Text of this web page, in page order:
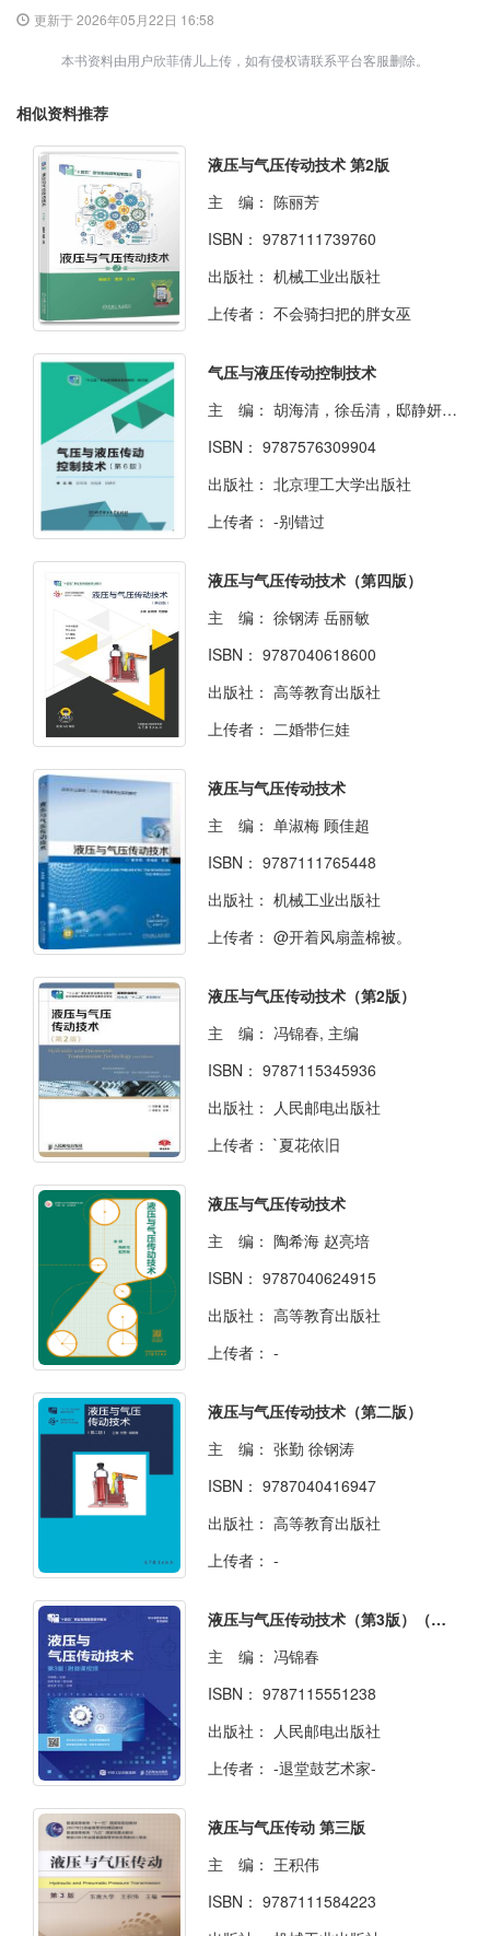
更新于 2026年05月22日 16:58
本书资料由用户欣菲倩儿上传，如有侵权请联系平台客服删除。
相似资料推荐
液压与气压传动技术 第2版
主 编： 陈丽芳
ISBN： 9787111739760
出版社： 机械工业出版社
上传者： 不会骑扫把的胖女巫
气压与液压传动控制技术
主 编： 胡海清，徐岳清，邸静妍主编
ISBN： 9787576309904
出版社： 北京理工大学出版社
上传者： -别错过
液压与气压传动技术（第四版）
主 编： 徐钢涛 岳丽敏
ISBN： 9787040618600
出版社： 高等教育出版社
上传者： 二婚带仨娃
液压与气压传动技术
主 编： 单淑梅 顾佳超
ISBN： 9787111765448
出版社： 机械工业出版社
上传者： @开着风扇盖棉被。
液压与气压传动技术（第2版）
主 编： 冯锦春, 主编
ISBN： 9787115345936
出版社：
人民邮电出版社
上传者： `夏花依旧
液压与气压传动技术
主 编： 陶希海 赵亮培
ISBN： 9787040624915
出版社： 高等教育出版社
上传者： -
液压与气压传动技术（第二版）
主 编： 张勤 徐钢涛
ISBN： 9787040416947
出版社： 高等教育出版社
上传者： -
液压与气压传动技术（第3版）（附微课视频）
主 编： 冯锦春
ISBN： 9787115551238
出版社：
人民邮电出版社
上传者： -退堂鼓艺术家-
液压与气压传动 第三版
主 编： 王积伟
ISBN： 9787111584223